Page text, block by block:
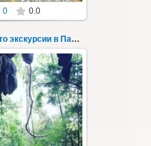
0 0.0
В Логово Дракона фото экскурсии в Паттайе 183
авторский
тур из
день - фото 183
в ...